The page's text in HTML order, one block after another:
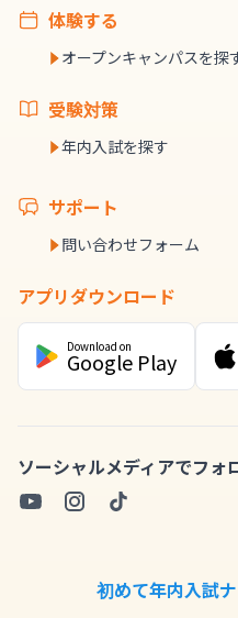
体験する
オープンキャンパスを探
受験対策
年内入試を探す
サポート
問い合わせフォーム
アプリダウンロード
Download on
Google Play
ソーシャルメディアでフォ
初めて年内入試